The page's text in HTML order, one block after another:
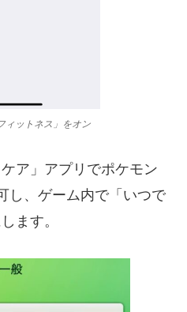
ィットネス」をオン
ア」アプリでポケモン
し、ゲーム内で「いつで
ます。